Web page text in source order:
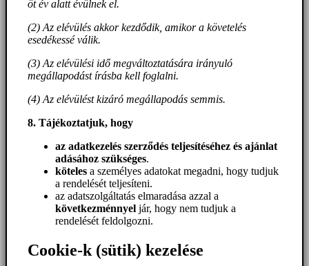
öt év alatt évülnek el.
(2) Az elévülés akkor kezdődik, amikor a követelés
esedékessé válik.
(3) Az elévülési idő megváltoztatására irányuló
megállapodást írásba kell foglalni.
(4) Az elévülést kizáró megállapodás semmis.
8. Tájékoztatjuk, hogy
az adatkezelés szerződés teljesítéséhez és ajánlat
adásához szükséges.
köteles a személyes adatokat megadni, hogy tudjuk
a rendelését teljesíteni.
az adatszolgáltatás elmaradása azzal a
következménnyel jár, hogy nem tudjuk a
rendelését feldolgozni.
Cookie-k (sütik) kezelése